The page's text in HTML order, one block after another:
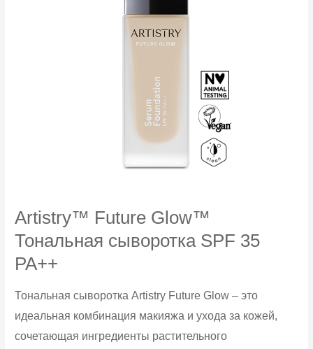
Artistry™ Future Glow™
Тональная сыворотка SPF 35
PA++
Тональная сыворотка Artistry Future Glow – это
идеальная комбинация макияжа и ухода за кожей,
сочетающая ингредиенты растительного